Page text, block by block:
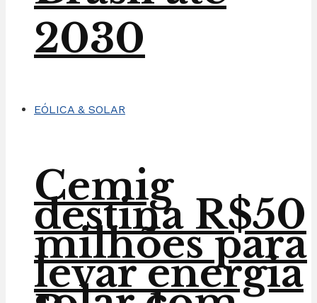
Cemig
destina R$50
milhões para
levar energia
2030
EÓLICA & SOLAR